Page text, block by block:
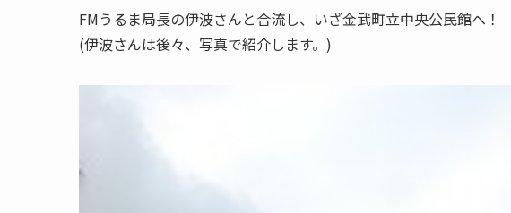
FMうるま局長の伊波さんと合流し、いざ金武町立中央公民館へ！
(伊波さんは後々、写真で紹介します。)